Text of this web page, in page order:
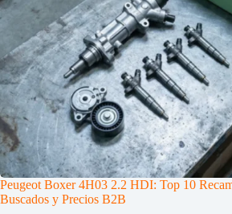
Peugeot Boxer 4H03 2.2 HDI: Top 10
Buscados y Precios B2B